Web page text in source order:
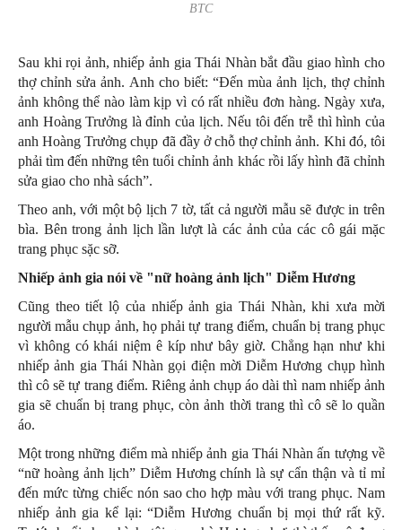
BTC
Sau khi rọi ảnh, nhiếp ảnh gia Thái Nhàn bắt đầu giao hình cho
thợ chỉnh sửa ảnh. Anh cho biết: “Đến mùa ảnh lịch, thợ chỉnh
ảnh không thể nào làm kịp vì có rất nhiều đơn hàng. Ngày xưa,
anh Hoàng Trưởng là đỉnh của lịch. Nếu tôi đến trễ thì hình của
anh Hoàng Trưởng chụp đã đầy ở chỗ thợ chỉnh ảnh. Khi đó, tôi
phải tìm đến những tên tuổi chỉnh ảnh khác rồi lấy hình đã chỉnh
sửa giao cho nhà sách”.
Theo anh, với một bộ lịch 7 tờ, tất cả người mẫu sẽ được in trên
bìa. Bên trong ảnh lịch lần lượt là các ảnh của các cô gái mặc
trang phục sặc sỡ.
Nhiếp ảnh gia nói về "nữ hoàng ảnh lịch" Diễm Hương
Cũng theo tiết lộ của nhiếp ảnh gia Thái Nhàn, khi xưa mời
người mẫu chụp ảnh, họ phải tự trang điểm, chuẩn bị trang phục
vì không có khái niệm ê kíp như bây giờ. Chẳng hạn như khi
nhiếp ảnh gia Thái Nhàn gọi điện mời Diễm Hương chụp hình
thì cô sẽ tự trang điểm. Riêng ảnh chụp áo dài thì nam nhiếp ảnh
gia sẽ chuẩn bị trang phục, còn ảnh thời trang thì cô sẽ lo quần
áo.
Một trong những điểm mà nhiếp ảnh gia Thái Nhàn ấn tượng về
“nữ hoàng ảnh lịch” Diễm Hương chính là sự cẩn thận và tỉ mỉ
đến mức từng chiếc nón sao cho hợp màu với trang phục. Nam
nhiếp ảnh gia kể lại: “Diễm Hương chuẩn bị mọi thứ rất kỹ.